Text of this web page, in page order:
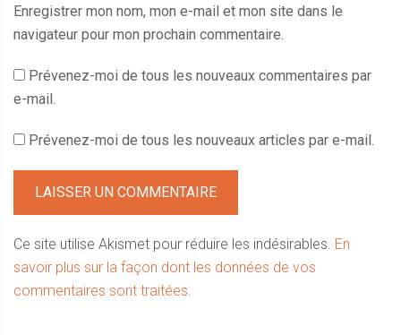
Enregistrer mon nom, mon e-mail et mon site dans le
navigateur pour mon prochain commentaire.
Prévenez-moi de tous les nouveaux commentaires par
e-mail.
Prévenez-moi de tous les nouveaux articles par e-mail.
Ce site utilise Akismet pour réduire les indésirables. En
savoir plus sur la façon dont les données de vos
commentaires sont traitées.